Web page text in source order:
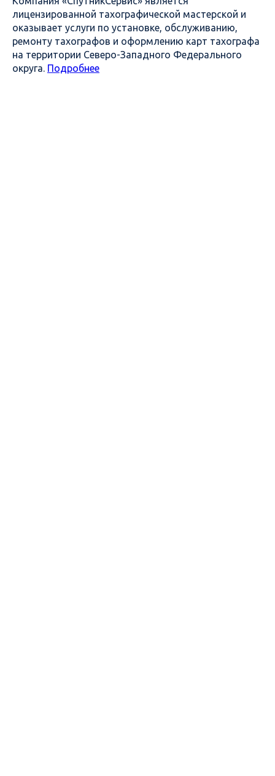
лицензированной тахографической мастерской и
оказывает услуги по установке, обслуживанию,
ремонту тахографов и оформлению карт тахографа
на территории Северо-Западного Федерального
округа. Подробнее